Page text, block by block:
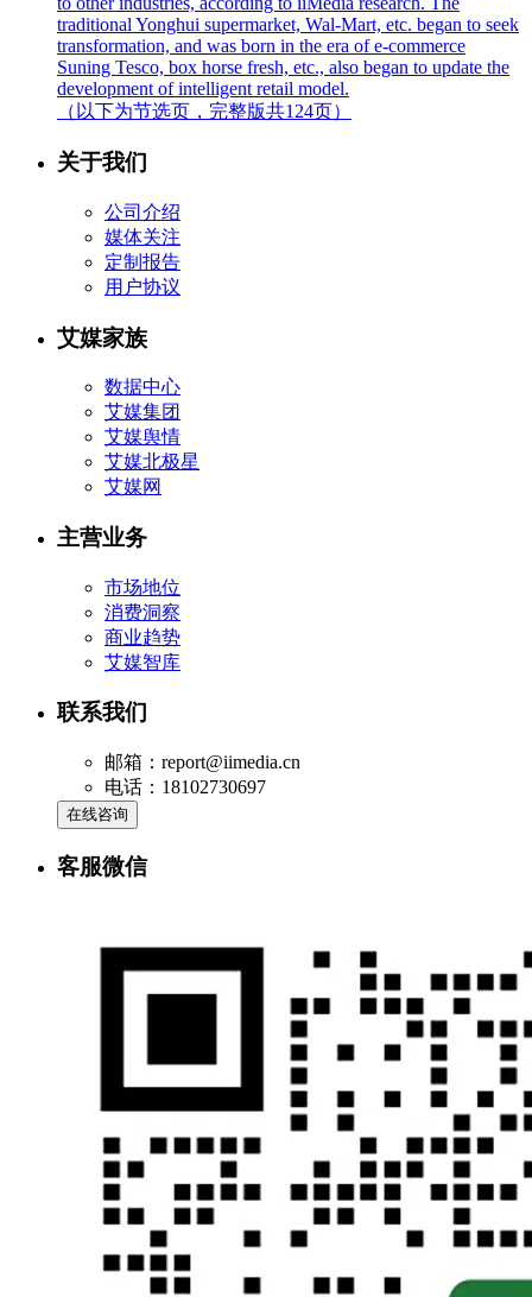
traditional Yonghui supermarket, Wal-Mart, etc. began to seek
transformation, and was born in the era of e-commerce
Suning Tesco, box horse fresh, etc., also began to update the
development of intelligent retail model.
（以下为节选页，完整版共124页）
关于我们
公司介绍
媒体关注
定制报告
用户协议
艾媒家族
数据中心
艾媒集团
艾媒舆情
艾媒北极星
艾媒网
主营业务
市场地位
消费洞察
商业趋势
艾媒智库
联系我们
邮箱：report@iimedia.cn
电话：18102730697
在线咨询
客服微信